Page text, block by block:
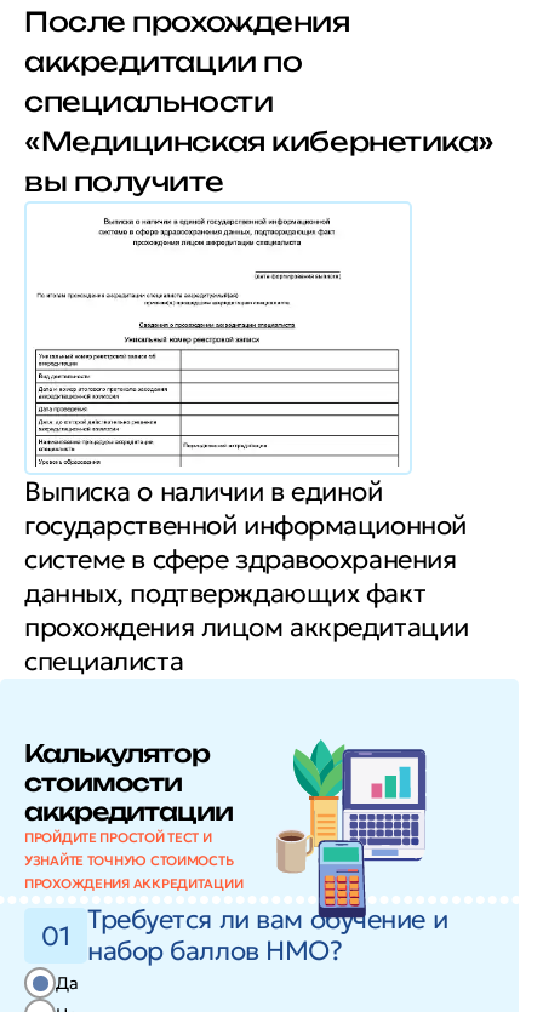
После прохождения
аккредитации по
специальности
«Медицинская кибернетика»
вы получите
Выписка о наличии в единой
государственной информационной
системе в сфере здравоохранения
данных, подтверждающих факт
прохождения лицом аккредитации
специалиста
Калькулятор
стоимости
аккредитации
ПРОЙДИТЕ ПРОСТОЙ ТЕСТ И
УЗНАЙТЕ ТОЧНУЮ СТОИМОСТЬ
ПРОХОЖДЕНИЯ АККРЕДИТАЦИИ
01 Требуется ли вам обучение и
набор баллов НМО?
Да